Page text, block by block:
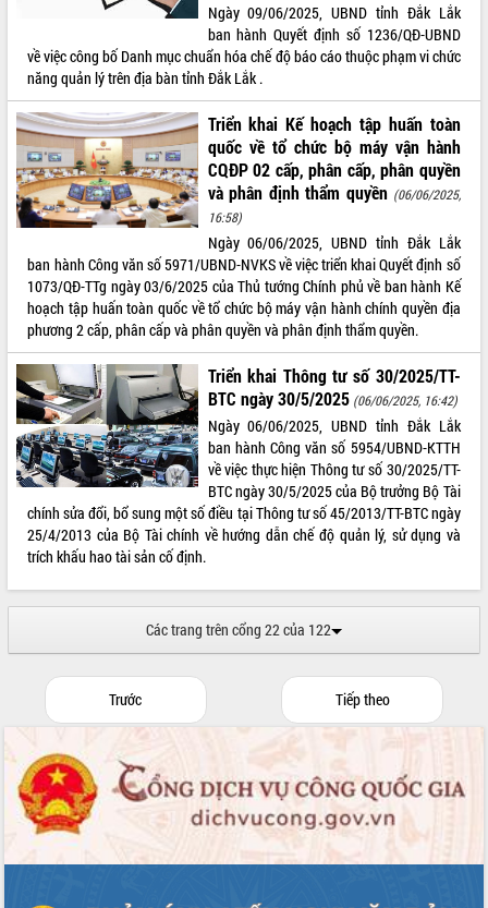
Ngày 09/06/2025, UBND tỉnh Đắk Lắk
ban hành Quyết định số 1236/QĐ-UBND
về việc công bố Danh mục chuẩn hóa chế độ báo cáo thuộc phạm vi chức
năng quản lý trên địa bàn tỉnh Đắk Lắk .
Triển khai Kế hoạch tập huấn toàn
quốc về tổ chức bộ máy vận hành
CQĐP 02 cấp, phân cấp, phân quyền
và phân định thẩm quyền (06/06/2025,
16:58)
Ngày 06/06/2025, UBND tỉnh Đắk Lắk
ban hành Công văn số 5971/UBND-NVKS về việc triển khai Quyết định số
1073/QĐ-TTg ngày 03/6/2025 của Thủ tướng Chính phủ về ban hành Kế
hoạch tập huấn toàn quốc về tổ chức bộ máy vận hành chính quyền địa
phương 2 cấp, phân cấp và phân quyền và phân định thẩm quyền.
Triển khai Thông tư số 30/2025/TT-
BTC ngày 30/5/2025 (06/06/2025, 16:42)
Ngày 06/06/2025, UBND tỉnh Đắk Lắk
ban hành Công văn số 5954/UBND-KTTH
về việc thực hiện Thông tư số 30/2025/TT-
BTC ngày 30/5/2025 của Bộ trưởng Bộ Tài
chính sửa đổi, bổ sung một số điều tại Thông tư số 45/2013/TT-BTC ngày
25/4/2013 của Bộ Tài chính về hướng dẫn chế độ quản lý, sử dụng và
trích khấu hao tài sản cố định.
Các trang trên cổng 22 của 122
Trước Tiếp theo